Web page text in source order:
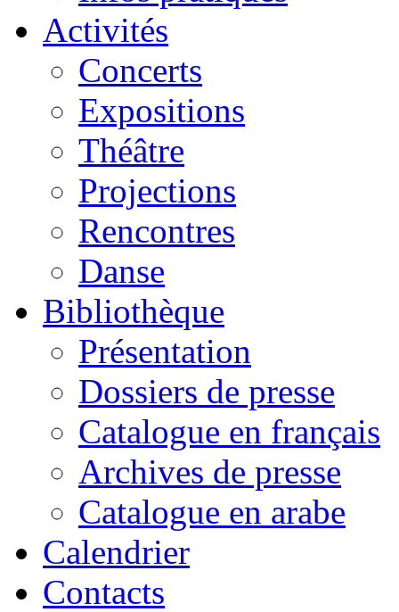
Activités
Concerts
Expositions
Théâtre
Projections
Rencontres
Danse
Bibliothèque
Présentation
Dossiers de presse
Catalogue en français
Archives de presse
Catalogue en arabe
Calendrier
Contacts